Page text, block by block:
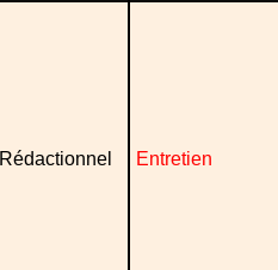
Rédactionnel Entretien